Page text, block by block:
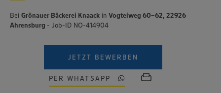
Bei Grönauer Bäckerei Knaack in Vogteiweg 60-62, 22926
Ahrensburg - Job-ID NO-414904
JETZT BEWERBEN
PER WHATSAPP